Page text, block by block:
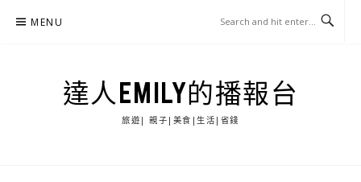
MENU
達人EMILY的播報台
旅遊| 親子|美食|生活|省錢